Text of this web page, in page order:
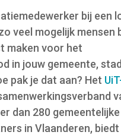
bij een
veel mogelijk mensen
maken voor het
in jouw gemeente,
pak je dat aan? Het
dan 280 gemeentelijke
in Vlaanderen,